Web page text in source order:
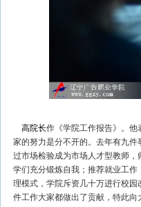
高院长作《学院工作报告》。他
家的努力是分不开的。去年有九
过市场检验成为市场人才型教师
学们充分锻炼自我；推荐就业工
理模式，学院斥资几十万进行校
件工作大家都做出了贡献，特此向